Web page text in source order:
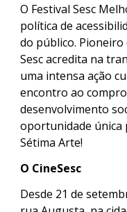
O Festival Sesc
política de
do público. Pioneiro
Sesc acredita na
uma intensa ação
encontro ao
desenvolvimento
oportunidade única
Sétima Arte!
O CineSesc
Desde 21 de